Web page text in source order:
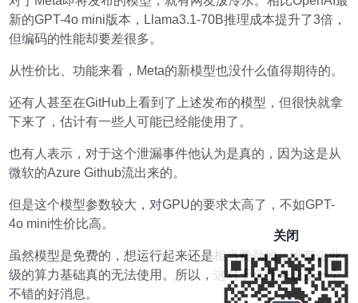
新的GPT-4o mini版本，Llama3.1-70B推理成本提升了3倍，
但编码的性能却要差很多。
从性价比、功能来看，Meta的新模型也没什么值得期待的。
还有人甚至在GitHub上看到了上述发布的模型，但很快就拿
下来了，估计有一些人可能已经能使用了。
也有人表示，对于这个泄漏事件他认为是真的，因为这是从
微软的Azure Github流出来的。
但是这个模型参数较大，对GPU的要求太高了，不如GPT-
4o mini性价比高。
虽然模型是免费的，想运行起来还是相当费劲的，没有企业
级的算力基础真的无法使用。所以，这对于企业来说是一个
不错的好消息。
关闭